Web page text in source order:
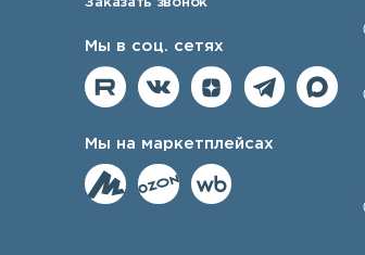
Мы в соц. сетях
Мы на маркетплейсах